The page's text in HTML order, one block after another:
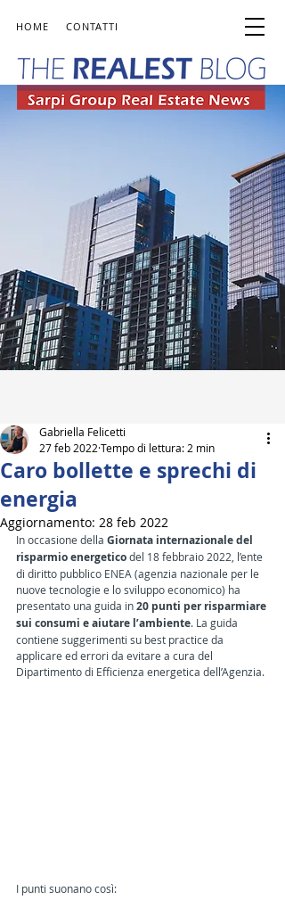
HOME CONTATTI
Caro bollette e sprechi di
energia
Gabriella Felicetti
27 feb 2022 Tempo di lettura: 2 min
Aggiornamento: 28 feb 2022
In occasione della Giornata internazionale del
risparmio energetico del 18 febbraio 2022, l’ente
di diritto pubblico ENEA (agenzia nazionale per le
nuove tecnologie e lo sviluppo economico) ha
presentato una guida in 20 punti per risparmiare
sui consumi e aiutare l’ambiente. La guida
contiene suggerimenti su best practice da
applicare ed errori da evitare a cura del
Dipartimento di Efficienza energetica dell’Agenzia.
I punti suonano così: